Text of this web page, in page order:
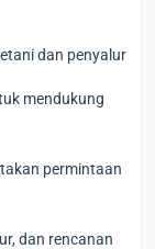
dan penyalur
mendukung
permintaan
dan rencanan